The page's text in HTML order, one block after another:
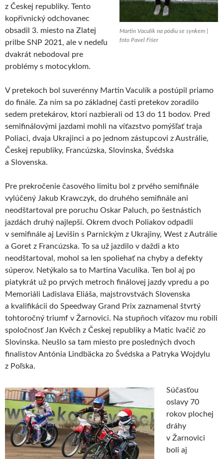
Martin Vaculík na pódiu se synkem |
foto Pavel Fišer
z Českej republiky. Tento
kopřivnický odchovanec
obsadil 3. miesto na Zlatej
prilbe SNP 2021, ale v nedeľu
dvakrát nebodoval pre
problémy s motocyklom.
V pretekoch bol suverénny Martin Vaculík a postúpil priamo
do finále. Za ním sa po základnej časti pretekov zoradilo
sedem pretekárov, ktorí nazbierali od 13 do 11 bodov. Pred
semifinálovými jazdami mohli na víťazstvo pomýšľať traja
Poliaci, dvaja Ukrajinci a po jednom zástupcovi z Austrálie,
Českej republiky, Francúzska, Slovinska, Švédska
a Slovenska.
Pre prekročenie časového limitu bol z prvého semifinále
vylúčený Jakub Krawczyk, do druhého semifinále ani
neodštartoval pre poruchu Oskar Paluch, po šestnástich
jazdách druhý najlepší. Okrem dvoch Poliakov odpadli
v semifinále aj Levišin s Parnickým z Ukrajiny, West z Autrálie
a Goret z Francúzska. To sa už jazdilo v daždi a kto
neodštartoval, mohol sa len spoliehať na chyby a defekty
súperov. Netýkalo sa to Martina Vaculíka. Ten bol aj po
piatykrát už po prvých metroch finálovej jazdy vpredu a po
Memoriáli Ladislava Eliáša, majstrovstvách Slovenska
a kvalifikácii do Speedway Grand Prix zaznamenal štvrtý
tohtoročný triumf v Žarnovici. Na stupňoch víťazov mu robili
spoločnosť Jan Kvěch z Českej republiky a Matic Ivačič zo
Slovinska. Neušlo sa tam miesto pre posledných dvoch
finalistov Antónia Lindbäcka zo Švédska a Patryka Wojdylu
z Poľska.
Súčasťou
oslavy 70
rokov plochej
dráhy
v Žarnovici
boli aj